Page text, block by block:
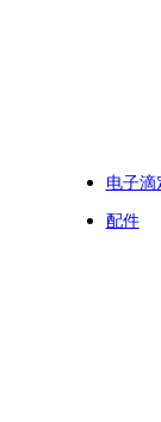
电子滴
配件